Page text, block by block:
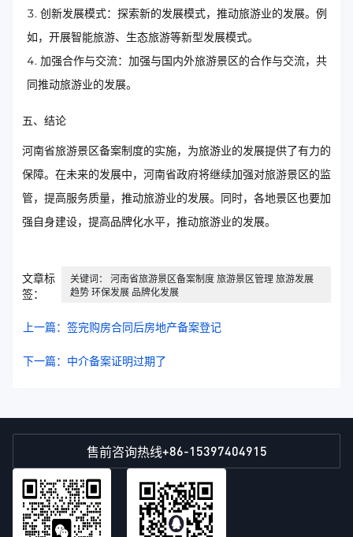
创新发展模式：探索新的发展模式，推动旅游业的发展。例
如，开展智能旅游、生态旅游等新型发展模式。
加强合作与交流：加强与国内外旅游景区的合作与交流，共
同推动旅游业的发展。
五、结论
河南省旅游景区备案制度的实施，为旅游业的发展提供了有力的
保障。在未来的发展中，河南省政府将继续加强对旅游景区的监
管，提高服务质量，推动旅游业的发展。同时，各地景区也要加
强自身建设，提高品牌化水平，推动旅游业的发展。
文章标
签：
关键词： 河南省旅游景区备案制度 旅游景区管理 旅游发展
趋势 环保发展 品牌化发展
上一篇：签完购房合同后房地产备案登记
下一篇：中介备案证明过期了
售前咨询热线+86-15397404915